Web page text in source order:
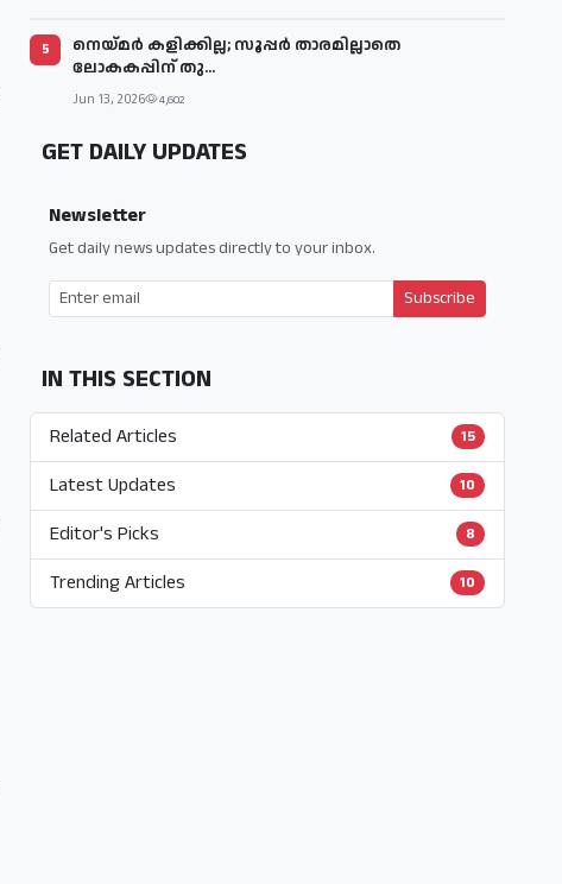
5
നെയ്മര്‍ കളിക്കില്ല; സൂപ്പര്‍ താരമില്ലാതെ
ലോകകപ്പിന് തു...
Jun 13, 2026 4,602
GET DAILY UPDATES
Newsletter
Get daily news updates directly to your inbox.
Subscribe
IN THIS SECTION
Related Articles 15
Latest Updates 10
Editor's Picks 8
Trending Articles 10